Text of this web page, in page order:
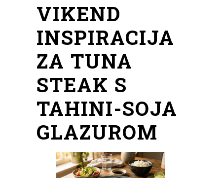
VIKEND
INSPIRACIJA
ZA TUNA
STEAK S
TAHINI-SOJA
GLAZUROM